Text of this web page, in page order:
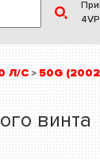
Л/С > 50G
винта